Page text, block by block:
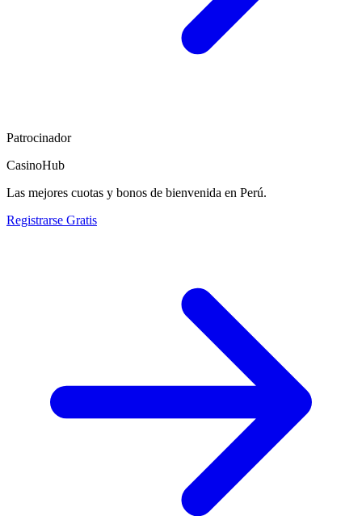
Patrocinador
CasinoHub
Las mejores cuotas y bonos de bienvenida en Perú.
Registrarse Gratis